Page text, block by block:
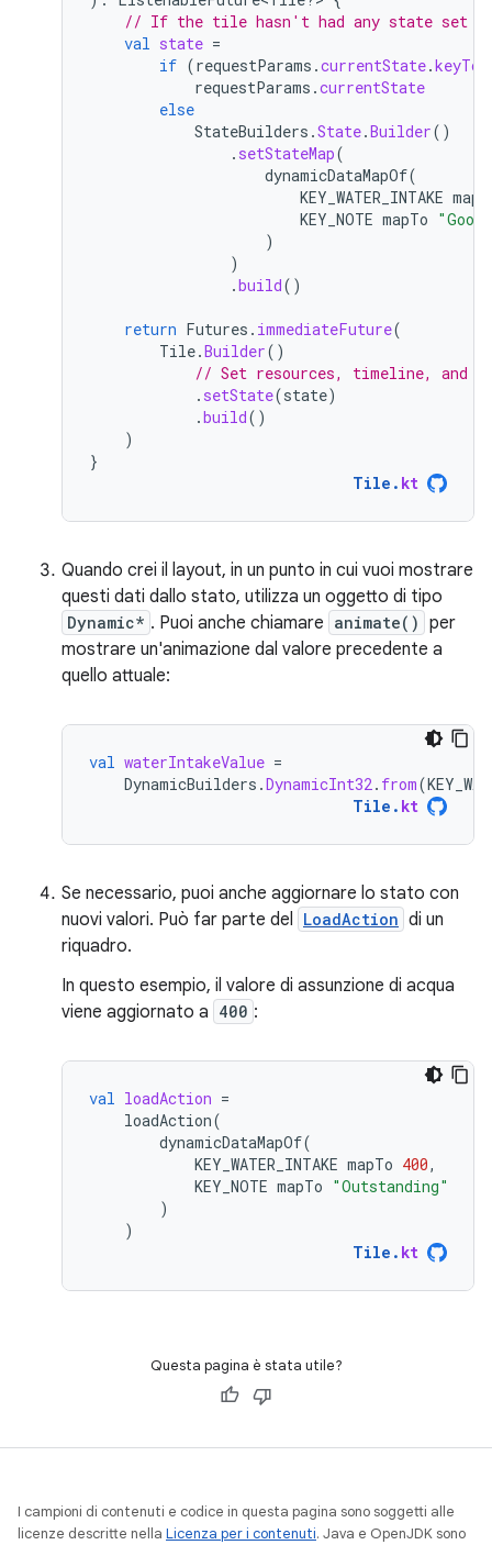
// If the tile hasn't had any state set
val state =
if (requestParams .currentState.
requestParams .currentState
else
StateBuilders .State.Builder()
. setStateMap(
dynamicDataMapOf(
KEY_WATER_INTAKE
KEY_NOTE mapTo "Good"
)
)
.build()
return Futures . immediateFuture(
Tile.Builder()
// Set resources, timeline, and
. setState(state)
.build()
)
}
Tile . kt
Quando crei il layout, in un punto in cui vuoi mostrare
questi dati dallo stato, utilizza un oggetto di tipo
Dynamic* . Puoi anche chiamare animate() per
mostrare un'animazione dal valore precedente a
quello attuale:
val waterIntakeValue =
DynamicBuilders .DynamicInt32. from(
Tile . kt
Se necessario, puoi anche aggiornare lo stato con
nuovi valori. Può far parte del LoadAction di un
riquadro.
In questo esempio, il valore di assunzione di acqua
viene aggiornato a 400 :
val loadAction =
loadAction(
dynamicDataMapOf(
KEY_WATER_INTAKE mapTo 400,
KEY_NOTE mapTo "Outstanding"
)
)
Tile . kt
Questa pagina è stata utile?
I campioni di contenuti e codice in questa pagina sono soggetti alle
licenze descritte nella Licenza per i contenuti. Java e OpenJDK sono